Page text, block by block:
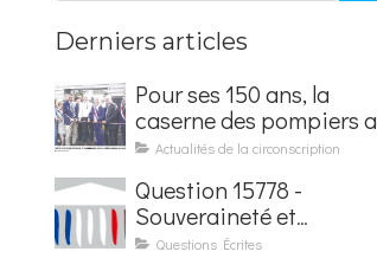
Derniers articles
Pour ses 150 ans, la
caserne des pompiers a
été rénovée et baptisée
Courseaux
Actualités de la circonscription
Question 15778 -
Souveraineté et
sécurisation de la
Questions Écrites